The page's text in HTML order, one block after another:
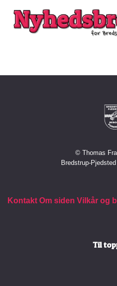
© Thomas
Bredstrup-
Kontakt Om siden Vilkår og
Til